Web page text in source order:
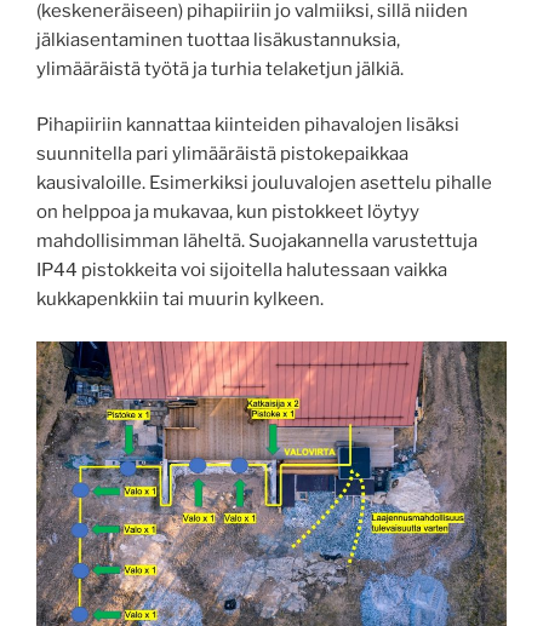
(keskeneräiseen) pihapiiriin jo valmiiksi, sillä niiden
jälkiasentaminen tuottaa lisäkustannuksia,
ylimääräistä työtä ja turhia telaketjun jälkiä.
Pihapiiriin kannattaa kiinteiden pihavalojen lisäksi
suunnitella pari ylimääräistä pistokepaikkaa
kausivaloille. Esimerkiksi jouluvalojen asettelu pihalle
on helppoa ja mukavaa, kun pistokkeet löytyy
mahdollisimman läheltä. Suojakannella varustettuja
IP44 pistokkeita voi sijoitella halutessaan vaikka
kukkapenkkiin tai muurin kylkeen.